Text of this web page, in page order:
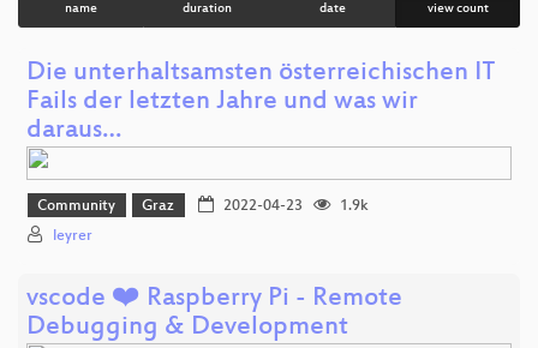
name duration date view count
Die unterhaltsamsten österreichischen IT
Fails der letzten Jahre und was wir
daraus…
Community Graz 2022-04-23
1.9k
leyrer
vscode ❤️ Raspberry Pi - Remote
Debugging & Development